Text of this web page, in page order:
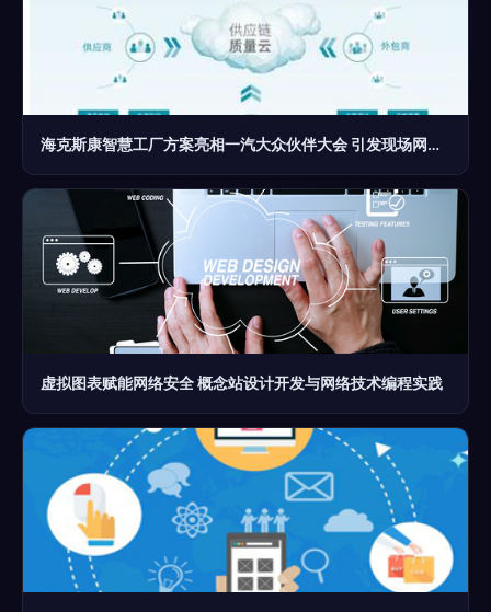
海克斯康智慧工厂方案亮相一汽大众伙伴大会 引发现场网络技术革命热潮
虚拟图表赋能网络安全 概念站设计开发与网络技术编程实践